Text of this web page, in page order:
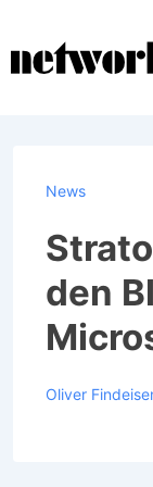
Zum
Inhalt
News
den
Oliver